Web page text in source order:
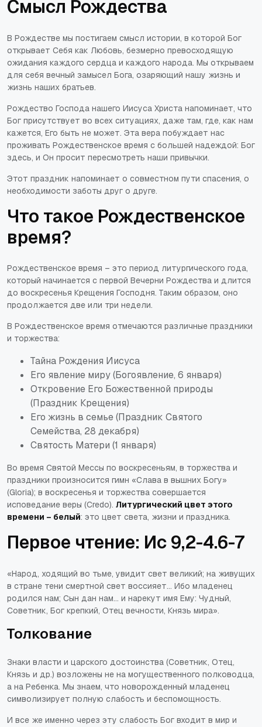
Смысл Рождества
В Рождестве мы постигаем смысл истории, в которой Бог
открывает Себя как Любовь, безмерно превосходящую
ожидания каждого сердца и каждого народа. Мы открываем
для себя вечный замысел Бога, озаряющий нашу жизнь и
жизнь наших братьев.
Рождество Господа нашего Иисуса Христа напоминает, что
Бог присутствует во всех ситуациях, даже там, где, как нам
кажется, Его быть не может. Эта вера побуждает нас
проживать Рождественское время с большей надеждой: Бог
здесь, и Он просит пересмотреть наши привычки.
Этот праздник напоминает о совместном пути спасения, о
необходимости заботы друг о друге.
Что такое Рождественское
время?
Рождественское время – это период литургического года,
который начинается с первой Вечерни Рождества и длится
до воскресенья Крещения Господня. Таким образом, оно
продолжается две или три недели.
В Рождественское время отмечаются различные праздники
и торжества:
Тайна Рождения Иисуса
Его явление миру (Богоявление, 6 января)
Откровение Его Божественной природы
(Праздник Крещения)
Его жизнь в семье (Праздник Святого
Семейства, 28 декабря)
Святость Матери (1 января)
Во время Святой Мессы по воскресеньям, в торжества и
праздники произносится гимн «Слава в вышних Богу»
(Gloria); в воскресенья и торжества совершается
исповедание веры (Credo). Литургический цвет этого
времени – белый: это цвет света, жизни и праздника.
Первое чтение: Ис 9,2-4.6-7
«Народ, ходящий во тьме, увидит свет великий; на живущих
в стране тени смертной свет воссияет... Ибо младенец
родился нам; Сын дан нам... и нарекут имя Ему: Чудный,
Советник, Бог крепкий, Отец вечности, Князь мира».
Толкование
Знаки власти и царского достоинства (Советник, Отец,
Князь и др.) возложены не на могущественного полководца,
а на Ребенка. Мы знаем, что новорожденный младенец
символизирует полную слабость и беспомощность.
И все же именно через эту слабость Бог входит в мир и